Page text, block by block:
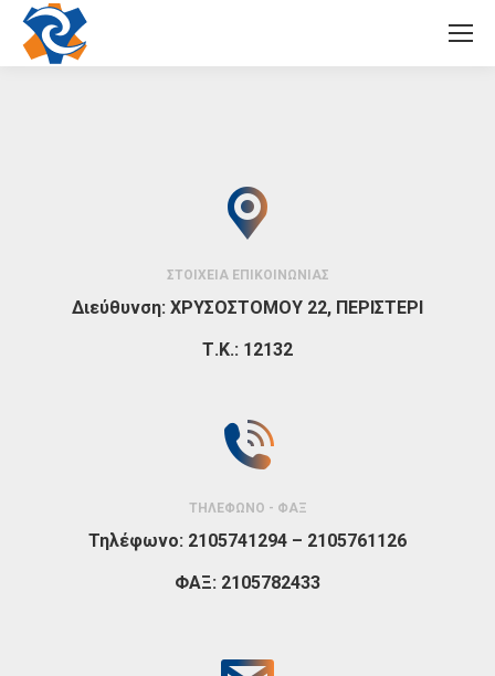
ΣΤΟΙΧΕΙΑ ΕΠΙΚΟΙΝΩΝΙΑΣ
Διεύθυνση: ΧΡΥΣΟΣΤΟΜΟΥ 22, ΠΕΡΙΣΤΕΡΙ
Τ.Κ.: 12132
ΤΗΛΕΦΩΝΟ - ΦΑΞ
Τηλέφωνο: 2105741294 – 2105761126
ΦΑΞ: 2105782433